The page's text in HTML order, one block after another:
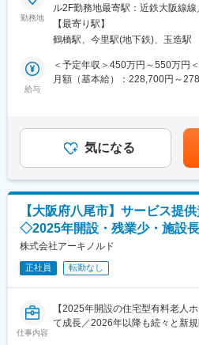
西日本でトップクラスのシェア
電図）の解析を中心に成長し、
耗品の販売／レンタルを行ってい
営業をお任せいたします。
※ホルター解析＝心電図データの“
・顧客からのお問い合わせ対応
ォロー対応をお任せします。
・訪問先は病院・クリニック（
・1日あたり約10件の顧客先を訪
処理を行います。
・納品や問い合わせ対応を通じて
追加提案・課題解決につなげてい
■働き方について
近畿地方以外にもお取引先があ
（１～２回／年程度）
■組織構成：
勤務地
ル2F勤務地最寄駅：近鉄大阪線
面禁煙変更の範囲：無
【最寄り駅】
鶴橋駅、今里駅(地下鉄)、玉造駅
給与
＜予定年収＞450万円～550万円
月額（基本給）：228,700円～
額であり、選考を通じて上下す
固定手当を含めた表記です。
気になる
【大阪府八尾市】サービス提
◇2025年開設・残業少・施設
株式会社アーキノルド
正社員 転勤なし
仕事内容
【2025年開設の住宅型有料老人
て成長／2026年以降も続々と新